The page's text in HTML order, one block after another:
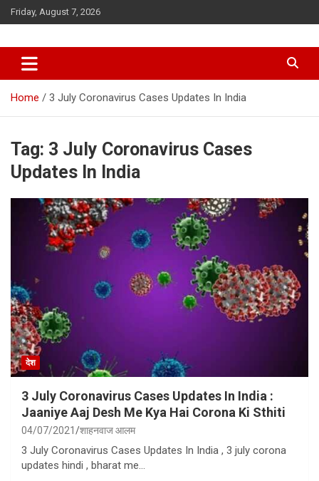
Skip
to
Friday, August 7, 2026
Home 3 July Coronavirus Cases Updates In India
Tag: 3 July Coronavirus Cases
Updates In India
देश
3 July Coronavirus Cases Updates In India :
Jaaniye Aaj Desh Me Kya Hai Corona Ki Sthiti
04/07/2021 शाहनवाज आलम
3 July Coronavirus Cases Updates In India , 3 july corona
updates hindi , bharat me…